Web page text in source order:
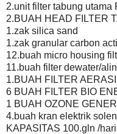
2.unit filter tabung
2.BUAH HEAD FILTER
1.zak silica sand
1.zak granular carbon
12.buah micro housing
11.buah filter dewater/
1.BUAH FILTER
6 BUAH FILTER BIO
1 BUAH OZONE
4.buah kran elektrik
KAPASITAS 100.gln /hari